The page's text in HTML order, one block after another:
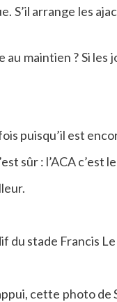
arrange les
maintien ? Si
puisqu’il est
sûr : l’ACA c’est
du stade Francis
cette photo de